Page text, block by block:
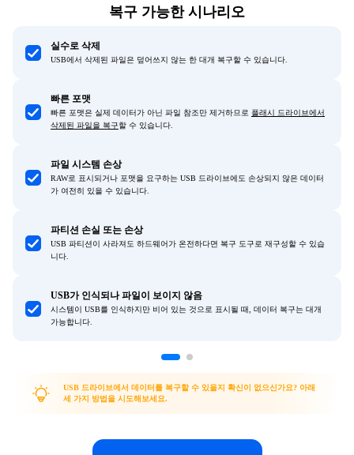
복구 가능한 시나리오
실수로 삭제
USB에서 삭제된 파일은 덮어쓰지 않는 한 대개 복구할 수 있습니다.
빠른 포맷
빠른 포맷은 실제 데이터가 아닌 파일 참조만 제거하므로 플래시 드라이브에서
삭제된 파일을 복구할 수 있습니다.
파일 시스템 손상
RAW로 표시되거나 포맷을 요구하는 USB 드라이브에도 손상되지 않은 데이터
가 여전히 있을 수 있습니다.
파티션 손실 또는 손상
USB 파티션이 사라져도 하드웨어가 온전하다면 복구 도구로 재구성할 수 있습
니다.
USB가 인식되나 파일이 보이지 않음
시스템이 USB를 인식하지만 비어 있는 것으로 표시될 때, 데이터 복구는 대개
가능합니다.
USB 드라이브에서 데이터를 복구할 수 있을지 확신이 없으신가요? 아래
세 가지 방법을 시도해보세요.